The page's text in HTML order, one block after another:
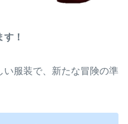
！
服装で、新たな冒険の準